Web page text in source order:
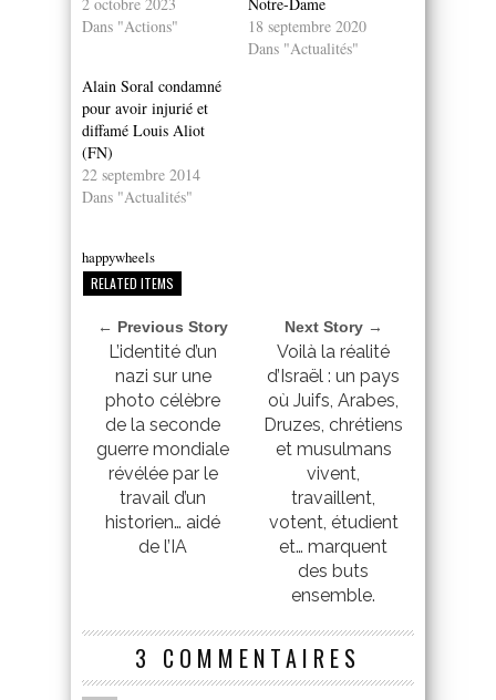
Dans "Actions"
18 septembre 2020
Dans "Actualités"
Alain Soral condamné
pour avoir injurié et
diffamé Louis Aliot
(FN)
22 septembre 2014
Dans "Actualités"
happywheels
RELATED ITEMS
← Previous Story
L’identité d’un
nazi sur une
photo célèbre
de la seconde
guerre mondiale
révélée par le
travail d’un
historien… aidé
de l’IA
Next Story →
Voilà la réalité
d’Israël : un pays
où Juifs, Arabes,
Druzes, chrétiens
et musulmans
vivent,
travaillent,
votent, étudient
et… marquent
des buts
ensemble.
3 COMMENTAIRES